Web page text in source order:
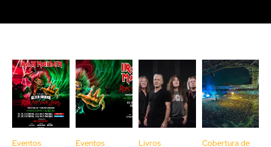
Eventos Eventos Livros
Cobertura de